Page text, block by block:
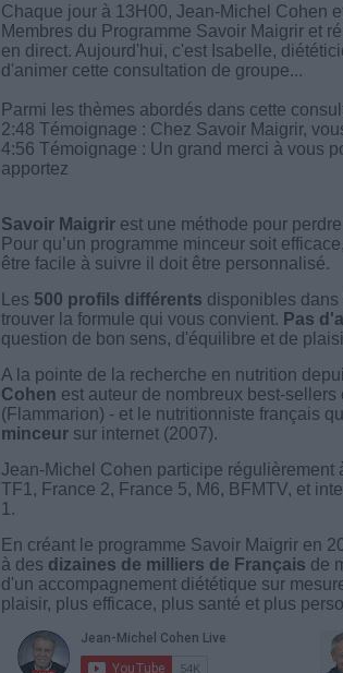
Chaque jour à 13H00, Jean-Michel Cohen
Membres du Programme Savoir Maigrir et
en direct. Aujourd'hui, c'est Isabelle,
d'animer cette consultation de groupe...
Parmi les thèmes abordés dans cette
2:48 Témoignage : Chez Savoir Maigrir,
4:56 Témoignage : Un grand merci à vous
apportez
Savoir Maigrirest une méthode pour
Pour qu’un programme minceur soit
être facile à suivre il doit être personnalisé.
Les 500 profils différents disponibles dans
trouver la formule qui vous convient. Pas
question de bon sens, d'équilibre et de
A la pointe de la recherche en nutrition
Cohen est auteur de nombreux best-
(Flammarion) - et le nutritionniste français
minceursur internet (2007).
Jean-Michel Cohen participe régulièrement
TF1, France 2, France 5, M6, BFMTV, et
1.
En créant le programme Savoir Maigrir en
à des dizaines de milliers de Français de
d'un accompagnement diététique sur
plaisir, plus efficace, plus santé et plus